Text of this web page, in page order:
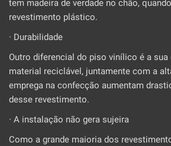
tem madeira de verdade no chão,
revestimento plástico.
· Durabilidade
Outro diferencial do piso vinílico é a sua
material reciclável, juntamente com a
emprega na confecção aumentam
desse revestimento.
· A instalação não gera sujeira
Como a grande maioria dos